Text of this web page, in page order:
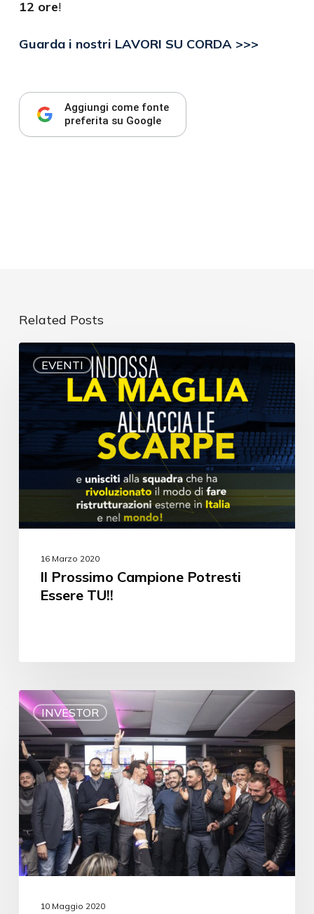
12 ore!
Guarda i nostri LAVORI SU CORDA >>>
Aggiungi come fonte
preferita su Google
Related Posts
EVENTI
16 Marzo 2020
Il Prossimo Campione Potresti
Essere TU!!
INVESTOR
10 Maggio 2020